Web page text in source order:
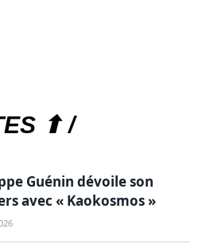
⬆ /
Guénin dévoile son
avec « Kaokosmos »